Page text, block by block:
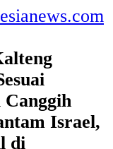
Canggih
Israel,
di